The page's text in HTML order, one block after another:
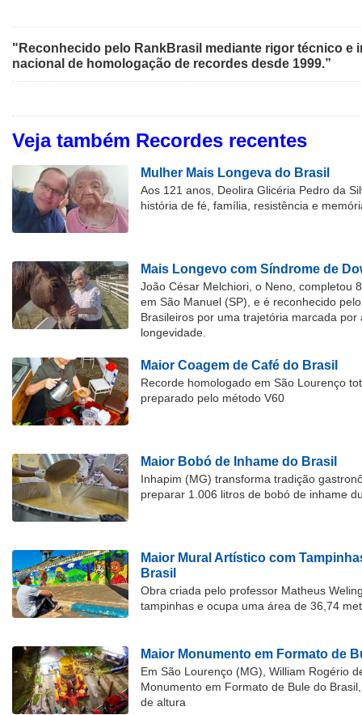
"Reconhecido pelo RankBrasil mediante rigor técnico e
nacional de homologação de recordes desde 1999.”
Veja também Recordes recentes
Mulher Mais Longeva do Brasil
Aos 121 anos, Deolira Glicéria Pedro da
história de fé, família, resistência e
Mais Longevo com Síndrome de
João César Melchiori, o Neno, completou
em São Manuel (SP), e é reconhecido
Brasileiros por uma trajetória marcada por
longevidade.
Maior Coagem de Café do Brasil
Recorde homologado em São Lourenço
preparado pelo método V60
Maior Bobó de Inhame do Brasil
Inhapim (MG) transforma tradição
preparar 1.006 litros de bobó de inhame
Maior Mural Artístico com
Brasil
Obra criada pelo professor Matheus
tampinhas e ocupa uma área de 36,74
Maior Monumento em Formato de
Em São Lourenço (MG), William Rogério
Monumento em Formato de Bule do
de altura